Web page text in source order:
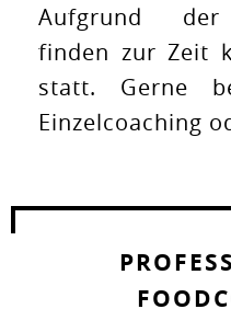
Aufgrund der
finden zur Zeit
statt. Gerne
Einzelcoaching